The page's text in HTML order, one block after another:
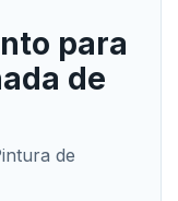
para
de
de